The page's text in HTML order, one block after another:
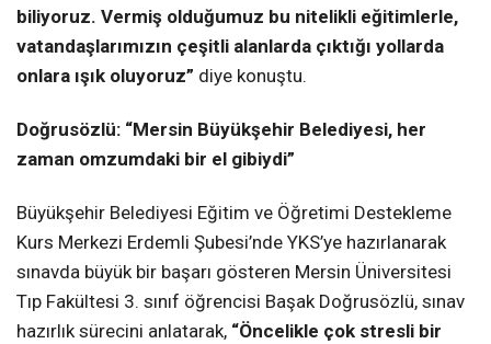
biliyoruz. Vermiş olduğumuz bu nitelikli eğitimlerle,
vatandaşlarımızın çeşitli alanlarda çıktığı yollarda
onlara ışık oluyoruz” diye konuştu.
Doğrusözlü: “Mersin Büyükşehir Belediyesi, her
zaman omzumdaki bir el gibiydi”
Büyükşehir Belediyesi Eğitim ve Öğretimi Destekleme
Kurs Merkezi Erdemli Şubesi’nde YKS’ye hazırlanarak
sınavda büyük bir başarı gösteren Mersin Üniversitesi
Tıp Fakültesi 3. sınıf öğrencisi Başak Doğrusözlü, sınav
hazırlık sürecini anlatarak, “Öncelikle çok stresli bir